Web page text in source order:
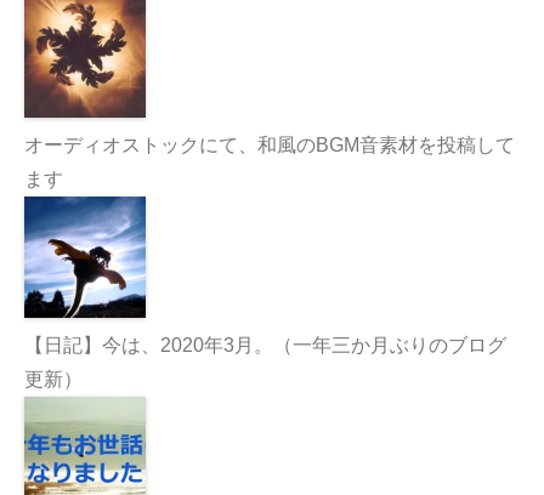
オーディオストックにて、和風のBGM音素材を投稿して
ます
【日記】今は、2020年3月。（一年三か月ぶりのブログ
更新）